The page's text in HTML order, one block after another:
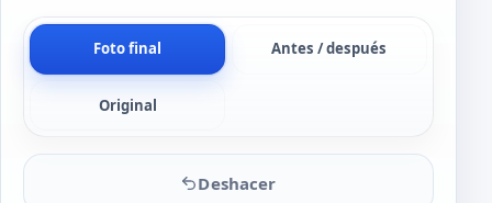
Foto final Antes / después
Original
Deshacer